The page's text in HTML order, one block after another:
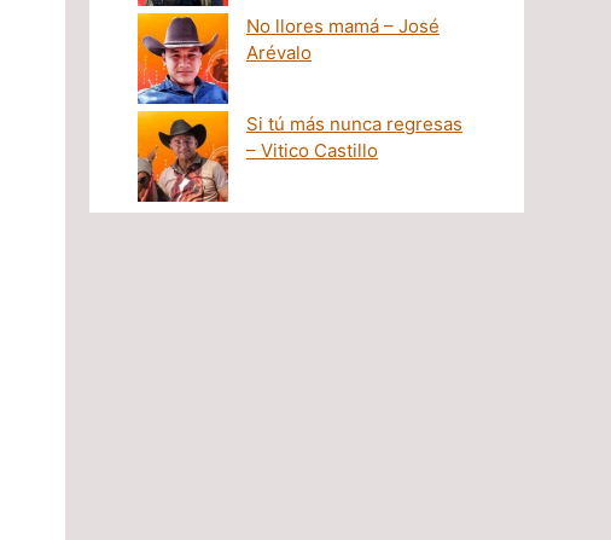
No llores mamá – José
Arévalo
Si tú más nunca regresas
– Vitico Castillo